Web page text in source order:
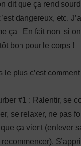
dit que ça rend
dangereux, etc.
ça ! En fait non, si
bon pour le corps !
le plus c’est
#1 : Ralentir, se
se relaxer, ne pas
que ça vient (enlever